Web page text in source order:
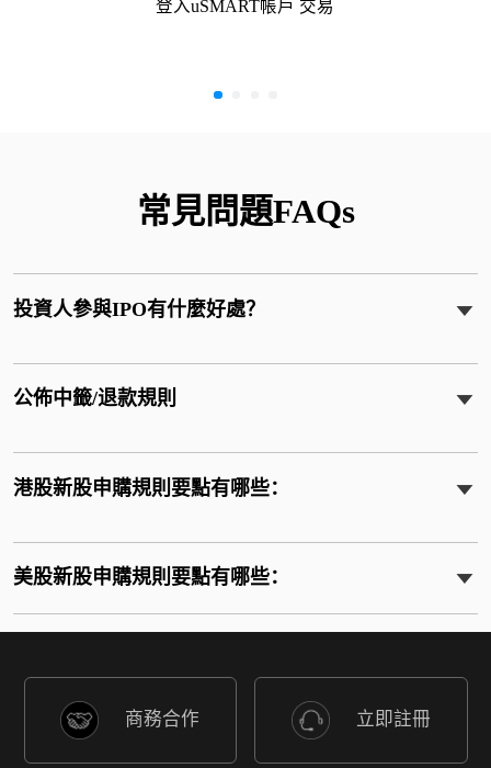
登入uSMART帳戶 交易
常見問題FAQs
投資人參與IPO有什麼好處？
公佈中籤/退款規則
港股新股申購規則要點有哪些：
美股新股申購規則要點有哪些：
商務合作 立即註冊